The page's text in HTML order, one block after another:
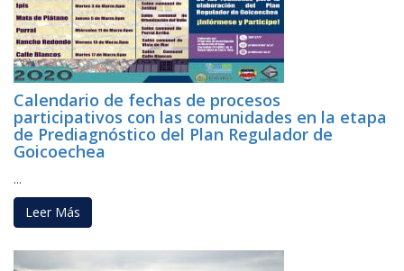
Calendario de fechas de procesos
participativos con las comunidades en la etapa
de Prediagnóstico del Plan Regulador de
Goicoechea
...
Leer Más